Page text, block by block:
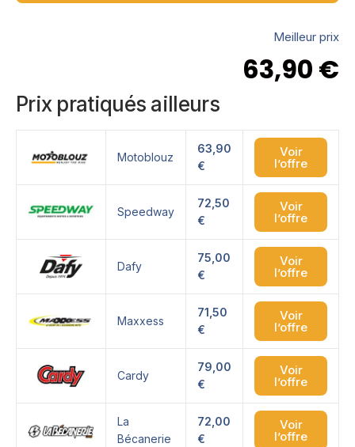
Meilleur prix
63,90 €
Prix pratiqués ailleurs
Motoblouz
63,90
€
Voir
l’offre
Speedway
72,50
€
Voir
l’offre
Dafy
75,00
€
Voir
l’offre
Maxxess
71,50
€
Voir
l’offre
Cardy
79,00
€
Voir
l’offre
La
Bécanerie
72,00
€
Voir
l’offre